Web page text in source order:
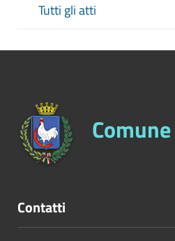
Tutti gli atti
Contatti